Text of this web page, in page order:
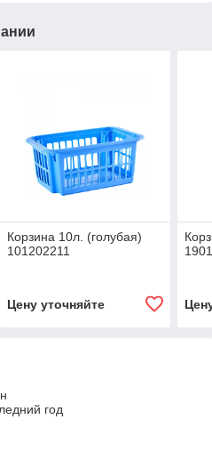
Корзина 10л. (голубая)
101202211
Цену уточняйте
год